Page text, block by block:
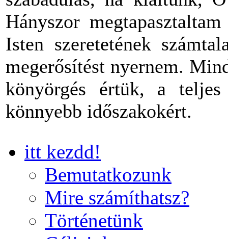
Hányszor
Isten szeretetének
megerősítést nyernem.
könyörgés értük, a
könnyebb időszakokért.
itt kezdd!
Bemutatkozunk
Mire számíthatsz?
Történetünk